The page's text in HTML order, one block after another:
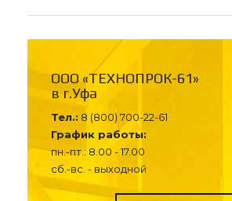
ООО «ТЕХНОПРОК-61»
в г.Уфа
Тел.: 8 (800) 700-22-61
График работы:
пн.-пт.: 8.00 - 17.00
сб.-вс. - выходной